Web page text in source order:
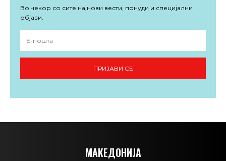
Во чекор со сите најнови вести, понуди и специјални
објави.
ПРИЈАВИ СЕ
МАКЕДОНИЈА